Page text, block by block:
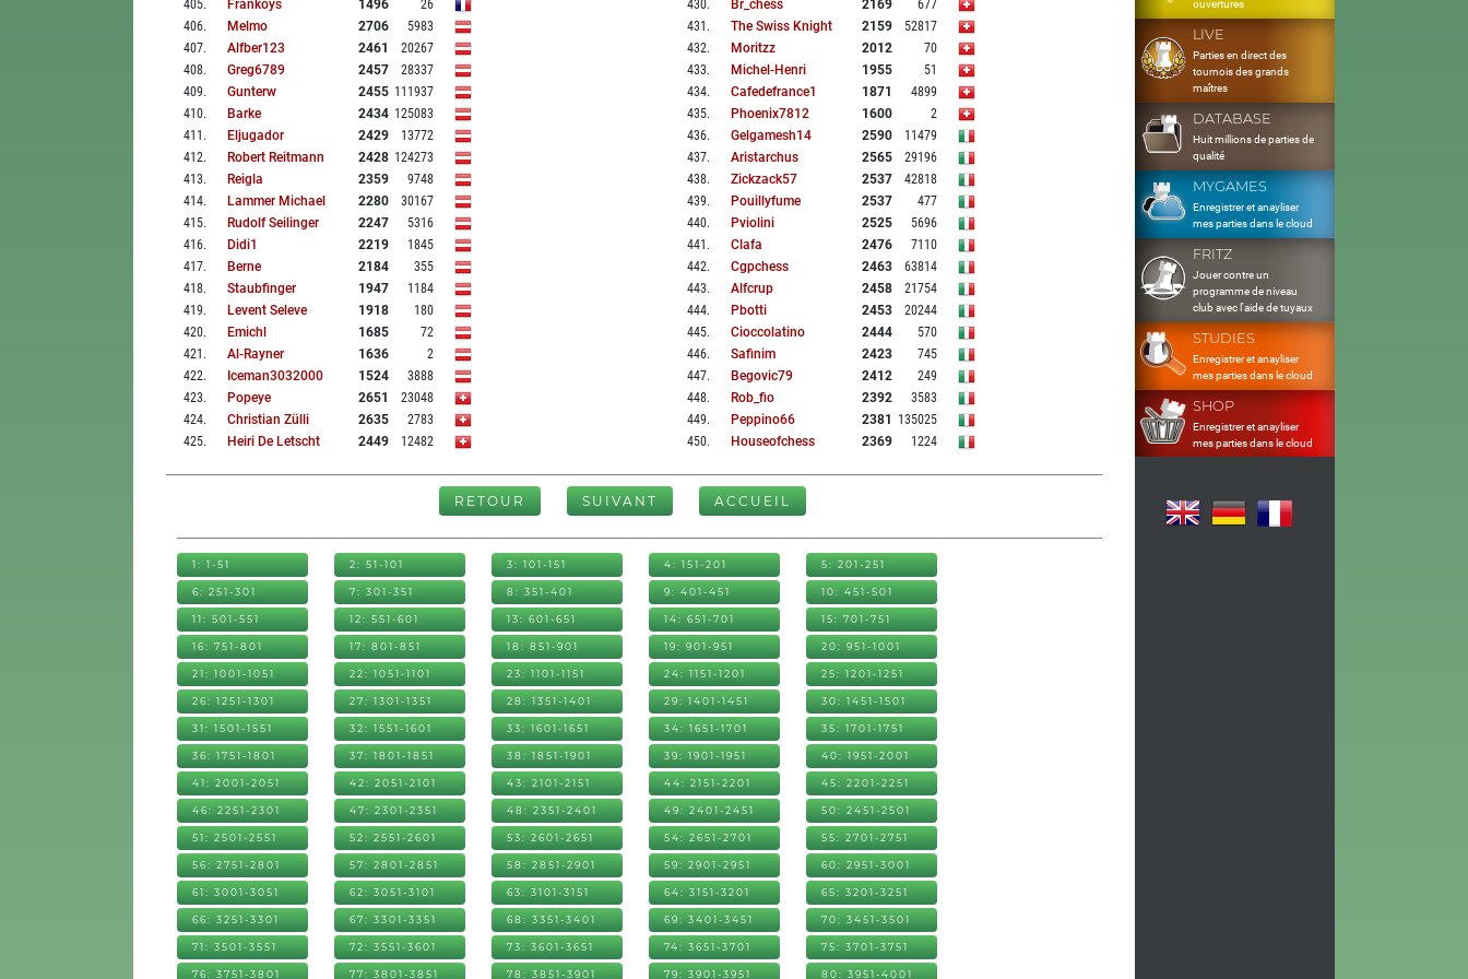
405. Frankoys 1496
26
406. Melmo 2706
5983
407. Alfber123 2461
20267
408. Greg6789 2457
28337
409. Gunterw 2455 111937
410. Barke 2434 125083
411 . Eljugador 2429
13772
412. Robert Reitmann 2428 124273
413. Reigla 2359
9748
414. Lammer Michael 2280
30167
415. Rudolf Seilinger 2247
5316
416. Didi1 2219
1845
417. Berne 2184
355
418. Staubfinger 1947
1184
419. Levent Seleve 1918
180
420. Emichl 1685
72
421 . Al-Rayner 1636
2
422. Iceman3032000 1524
3888
423. Popeye 2651
23048
424. Christian Zülli 2635
2783
425. Heiri De Letscht 2449 12482
430. Br_chess 2169
677
431 . The Swiss Knight 2159
52817
432. Moritzz 2012
70
433. Michel-Henri 1955
51
434. Cafedefrance1 1871
4899
435. Phoenix7812 1600
2
436. Gelgamesh14 2590
11479
437. Aristarchus 2565
29196
438. Zickzack57 2537
42818
439. Pouillyfume 2537
477
440. Pviolini 2525
5696
441 . Clafa 2476
7110
442. Cgpchess 2463
63814
443. Alfcrup 2458
21754
444. Pbotti 2453
20244
445. Cioccolatino 2444
570
446. Safinim 2423
745
447. Begovic79 2412
249
448. Rob_fio 2392
3583
449. Peppino66 2381
135025
450. Houseofchess 2369 1224
RETOUR SUIVANT ACCUEIL
1: 1-51 2: 51-101 3: 101-151 4: 151-201 5: 201-251
6: 251-301 7: 301-351 8: 351-401 9: 401-451 10: 451-501
11: 501-551 12: 551-601 13: 601-651 14: 651-701 15: 701-751
16: 751-801 17: 801-851 18: 851-901 19: 901-951 20: 951-1001
21: 1001-1051 22: 1051-1101 23: 1101-1151 24: 1151-1201 25: 1201-1251
26: 1251-1301 27: 1301-1351 28: 1351-1401 29: 1401-1451 30: 1451-1501
31: 1501-1551 32: 1551-1601 33: 1601-1651 34: 1651-1701 35: 1701-1751
36: 1751-1801 37: 1801-1851 38: 1851-1901 39: 1901-1951 40: 1951-2001
41: 2001-2051 42: 2051-2101 43: 2101-2151 44: 2151-2201 45: 2201-2251
46: 2251-2301 47: 2301-2351 48: 2351-2401 49: 2401-2451 50: 2451-2501
51: 2501-2551 52: 2551-2601 53: 2601-2651 54: 2651-2701 55: 2701-2751
56: 2751-2801 57: 2801-2851 58: 2851-2901 59: 2901-2951 60: 2951-3001
61: 3001-3051 62: 3051-3101 63: 3101-3151 64: 3151-3201 65: 3201-3251
66: 3251-3301 67: 3301-3351 68: 3351-3401 69: 3401-3451 70: 3451-3501
71: 3501-3551 72: 3551-3601 73: 3601-3651 74: 3651-3701 75: 3701-3751
76: 3751-3801 77: 3801-3851 78: 3851-3901 79: 3901-3951 80: 3951-4001
ouvertures
LIVE
Parties en direct des
tournois des grands
maîtres
DATABASE
Huit millions de parties de
qualité
MYGAMES
Enregistrer et anayliser
mes parties dans le cloud
FRITZ
Jouer contre un
programme de niveau
club avec l'aide de tuyaux
STUDIES
Enregistrer et anayliser
mes parties dans le cloud
SHOP
Enregistrer et anayliser
mes parties dans le cloud